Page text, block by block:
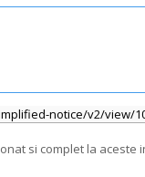
notice/v2/view/
si complet la aceste